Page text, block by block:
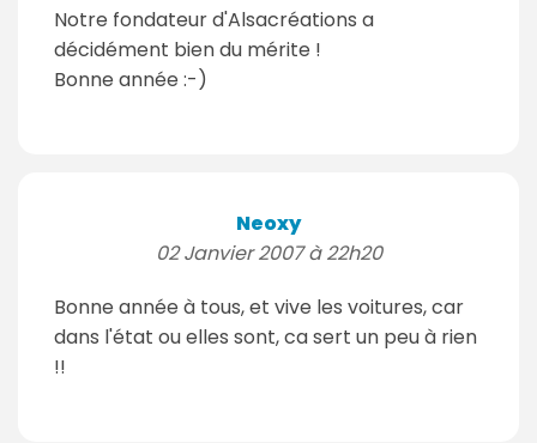
Notre fondateur d'Alsacréations a
décidément bien du mérite !
Bonne année :-)
Neoxy
02 Janvier 2007 à 22h20
Bonne année à tous, et vive les voitures, car
dans l'état ou elles sont, ca sert un peu à rien
!!